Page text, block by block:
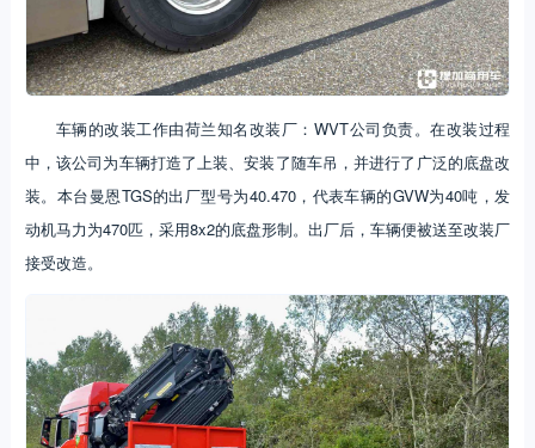
车辆的改装工作由荷兰知名改装厂：WVT公司负责。在改装过程
中，该公司为车辆打造了上装、安装了随车吊，并进行了广泛的底盘改
装。本台曼恩TGS的出厂型号为40.470，代表车辆的GVW为40吨，发
动机马力为470匹，采用8x2的底盘形制。出厂后，车辆便被送至改装厂
接受改造。